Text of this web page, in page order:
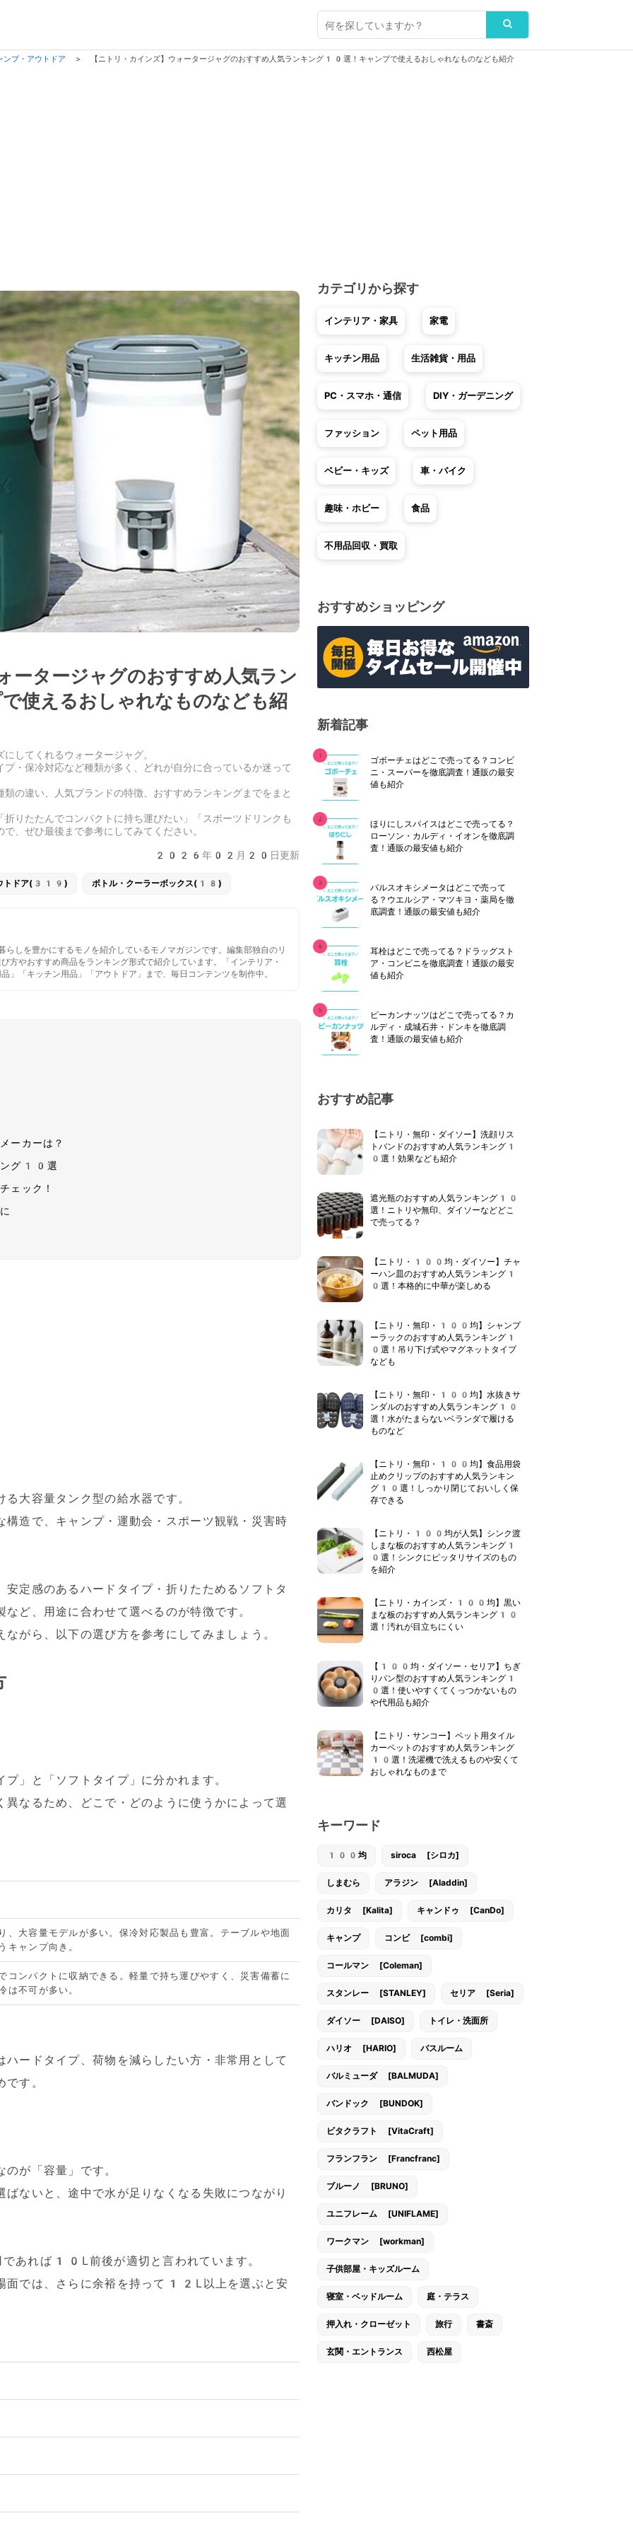
ンプ・アウトドア > 【ニトリ・カインズ】ウォータージャグのおすすめ人気ランキング10選！キャンプで使えるおしゃれなものなども紹介
ータージャグのおすすめ人気ラン
えるおしゃれなものなども紹
してくれるウォータージャグ。
・保冷対応など種類が多く、どれが自分に合っているか迷って
の違い、人気ブランドの特徴、おすすめランキングまでをまと
りたたんでコンパクトに持ち運びたい」「スポーツドリンクも
、ぜひ最後まで参考にしてみてください。
2026年02月20日更新
ウトドア(319) ボトル・クーラーボックス(18)
しを豊かにするモノを紹介しているモノマガジンです。編集部独自のリ
方やおすすめ商品をランキング形式で紹介しています。「インテリア・
」「キッチン用品」「アウトドア」まで、毎日コンテンツを制作中。
ーカーは？
ング10選
ェック！
大容量タンク型の給水器です。
造で、キャンプ・運動会・スポーツ観戦・災害時
定感のあるハードタイプ・折りたためるソフトタ
ど、用途に合わせて選べるのが特徴です。
がら、以下の選び方を参考にしてみましょう。
」と「ソフトタイプ」に分かれます。
なるため、どこで・どのように使うかによって選
、大容量モデルが多い。保冷対応製品も豊富。テーブルや地面
キャンプ向き。
コンパクトに収納できる。軽量で持ち運びやすく、災害備蓄に
は不可が多い。
ードタイプ、荷物を減らしたい方・非常用として
す。
が「容量」です。
ないと、途中で水が足りなくなる失敗につながり
れば10L前後が適切と言われています。
面では、さらに余裕を持って12L以上を選ぶと安
カテゴリから探す
インテリア・家具 家電
キッチン用品 生活雑貨・用品
PC・スマホ・通信 DIY・ガーデニング
ファッション ペット用品
ベビー・キッズ 車・バイク
趣味・ホビー 食品
不用品回収・買取
おすすめショッピング
新着記事
ゴボーチェはどこで売ってる？コンビ
ニ・スーパーを徹底調査！通販の最安
値も紹介
ほりにしスパイスはどこで売ってる？
ローソン・カルディ・イオンを徹底調
査！通販の最安値も紹介
パルスオキシメータはどこで売って
る？ウエルシア・マツキヨ・薬局を徹
底調査！通販の最安値も紹介
耳栓はどこで売ってる？ドラッグスト
ア・コンビニを徹底調査！通販の最安
値も紹介
ピーカンナッツはどこで売ってる？カ
ルディ・成城石井・ドンキを徹底調
査！通販の最安値も紹介
おすすめ記事
【ニトリ・無印・ダイソー】洗顔リス
トバンドのおすすめ人気ランキング1
0選！効果なども紹介
遮光瓶のおすすめ人気ランキング10
選！ニトリや無印、ダイソーなどどこ
で売ってる？
【ニトリ・100均・ダイソー】チャ
ーハン皿のおすすめ人気ランキング1
0選！本格的に中華が楽しめる
【ニトリ・無印・100均】シャンプ
ーラックのおすすめ人気ランキング1
0選！吊り下げ式やマグネットタイプ
なども
【ニトリ・無印・100均】水抜きサ
ンダルのおすすめ人気ランキング10
選！水がたまらないベランダで履ける
ものなど
【ニトリ・無印・100均】食品用袋
止めクリップのおすすめ人気ランキン
グ10選！しっかり閉じておいしく保
存できる
【ニトリ・100均が人気】シンク渡
しまな板のおすすめ人気ランキング1
0選！シンクにピッタリサイズのもの
を紹介
【ニトリ・カインズ・100均】黒い
まな板のおすすめ人気ランキング10
選！汚れが目立ちにくい
【100均・ダイソー・セリア】ちぎ
りパン型のおすすめ人気ランキング1
0選！使いやすくてくっつかないもの
や代用品も紹介
【ニトリ・サンコー】ペット用タイル
カーペットのおすすめ人気ランキング
10選！洗濯機で洗えるものや安くて
おしゃれなものまで
キーワード
100均 siroca [シロカ]
しまむら アラジン [Aladdin]
カリタ [Kalita] キャンドゥ [CanDo]
キャンプ コンビ [combi]
コールマン [Coleman]
スタンレー [STANLEY] セリア [Seria]
ダイソー [DAISO] トイレ・洗面所
ハリオ [HARIO] バスルーム
バルミューダ [BALMUDA]
バンドック [BUNDOK]
ビタクラフト [VitaCraft]
フランフラン [Francfranc]
ブルーノ [BRUNO]
ユニフレーム [UNIFLAME]
ワークマン [workman]
子供部屋・キッズルーム
寝室・ベッドルーム 庭・テラス
押入れ・クローゼット 旅行 書斎
玄関・エントランス 西松屋